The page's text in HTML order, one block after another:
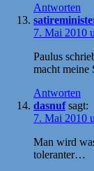
Antworten
7. Mai 2010
Paulus
macht meine
Antworten
dasnuf sagt:
7. Mai 2010
Man wird
toleranter…